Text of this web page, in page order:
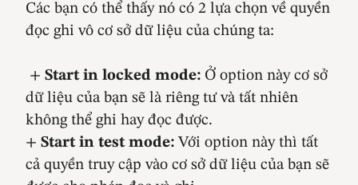
Các bạn có thể thấy nó có 2 lựa chọn về quyền
đọc ghi vô cơ sở dữ liệu của chúng ta:
+ Start in locked mode: Ở option này cơ sở
dữ liệu của bạn sẽ là riêng tư và tất nhiên
không thể ghi hay đọc được.
+ Start in test mode: Với option này thì tất
cả quyền truy cập vào cơ sở dữ liệu của bạn sẽ